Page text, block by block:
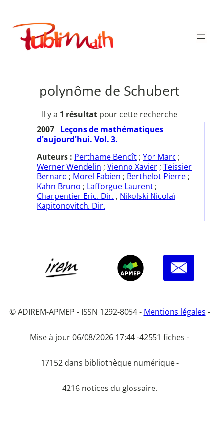
contenu
Publimath
polynôme de Schubert
Il y a 1 résultat pour cette recherche
2007 Leçons de mathématiques
d'aujourd'hui. Vol. 3.
Auteurs : Perthame Benoît ; Yor Marc ;
Werner Wendelin ; Vienno Xavier ; Teissier
Bernard ; Morel Fabien ; Berthelot Pierre ;
Kahn Bruno ; Lafforgue Laurent ;
Charpentier Eric. Dir. ; Nikolski Nicolaï
Kapitonovitch. Dir.
© ADIREM-APMEP - ISSN 1292-8054 - Mentions légales -
Mise à jour 06/08/2026 17:44 -42551 fiches -
17152 dans bibliothèque numérique -
4216 notices du glossaire.